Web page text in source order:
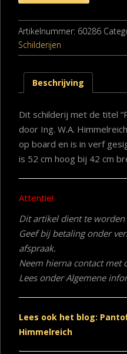
Artikelnummer: 60286
Schilderijen
Beschrijving
Dit schilderij met de titel
door Ing. W.A.
op board en is in verf
is 52 cm hoog bij 42 cm
Attentie!
Dit artikel dient te worden
Geef bij betaling onder
afspraak.
Neem hierna contact met
Lees onder Algemene
Lees ook het blog:
Himmelreich